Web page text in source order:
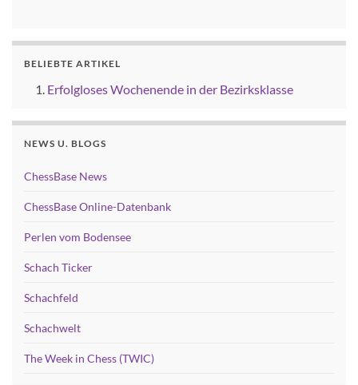
BELIEBTE ARTIKEL
Erfolgloses Wochenende in der Bezirksklasse
NEWS U. BLOGS
ChessBase News
ChessBase Online-Datenbank
Perlen vom Bodensee
Schach Ticker
Schachfeld
Schachwelt
The Week in Chess (TWIC)